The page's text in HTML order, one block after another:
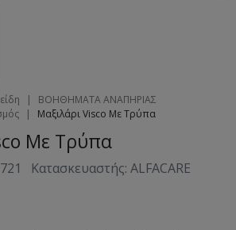
ΒΟΗΘΗΜΑΤΑ ΑΝΑΠΗΡΙΑΣ
Μαξιλάρι Visco Με Τρύπα
Με Τρύπα
Κατασκευαστής: ALFACARE